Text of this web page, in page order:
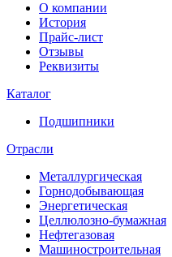
О компании
История
Прайс-лист
Отзывы
Реквизиты
Каталог
Подшипники
Отрасли
Металлургическая
Горнодобывающая
Энергетическая
Целлюлозно-бумажная
Нефтегазовая
Машиностроительная